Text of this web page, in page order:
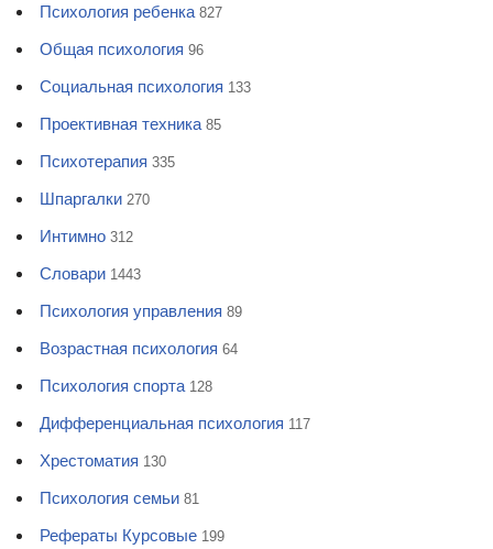
Психология ребенка 827
Общая психология 96
Социальная психология 133
Проективная техника 85
Психотерапия 335
Шпаргалки 270
Интимно 312
Словари 1443
Психология управления 89
Возрастная психология 64
Психология спорта 128
Дифференциальная психология 117
Хрестоматия 130
Психология семьи 81
Рефераты Курсовые 199